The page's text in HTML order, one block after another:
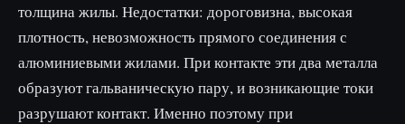
толщина жилы. Недостатки: дороговизна, высокая
плотность, невозможность прямого соединения с
алюминиевыми жилами. При контакте эти два металла
образуют гальваническую пару, и возникающие токи
разрушают контакт. Именно поэтому при